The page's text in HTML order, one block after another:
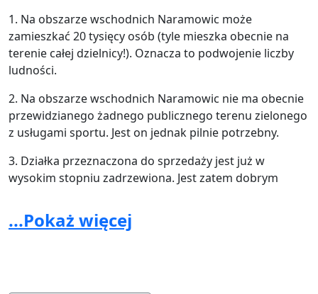
1. Na obszarze wschodnich Naramowic może
zamieszkać 20 tysięcy osób (tyle mieszka obecnie na
terenie całej dzielnicy!). Oznacza to podwojenie liczby
ludności.
2. Na obszarze wschodnich Naramowic nie ma obecnie
przewidzianego żadnego publicznego terenu zielonego
z usługami sportu. Jest on jednak pilnie potrzebny.
3. Działka przeznaczona do sprzedaży jest już w
wysokim stopniu zadrzewiona. Jest zatem dobrym
4. Negatywną opinię nt sprzedaży wystosowała Rada
...Pokaż więcej